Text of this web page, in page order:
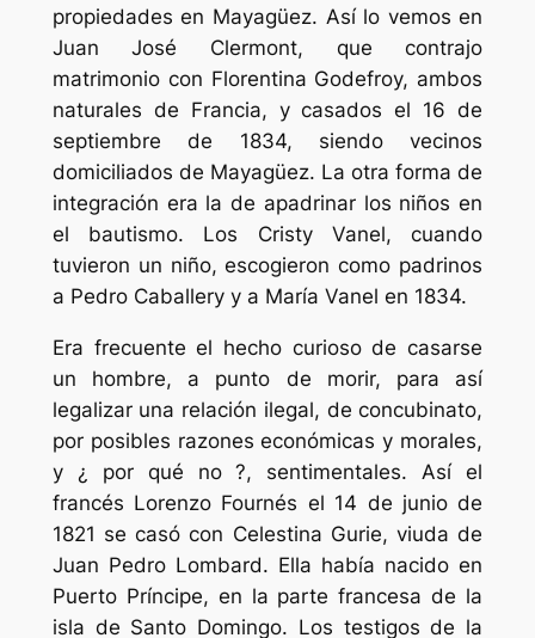
propiedades en Mayagüez. Así lo vemos en
Juan José Clermont, que contrajo
matrimonio con Florentina Godefroy, ambos
naturales de Francia, y casados el 16 de
septiembre de 1834, siendo vecinos
domiciliados de Mayagüez. La otra forma de
integración era la de apadrinar los niños en
el bautismo. Los Cristy Vanel, cuando
tuvieron un niño, escogieron como padrinos
a Pedro Caballery y a María Vanel en 1834.
Era frecuente el hecho curioso de casarse
un hombre, a punto de morir, para así
legalizar una relación ilegal, de concubinato,
por posibles razones económicas y morales,
y ¿ por qué no ?, sentimentales. Así el
francés Lorenzo Fournés el 14 de junio de
1821 se casó con Celestina Gurie, viuda de
Juan Pedro Lombard. Ella había nacido en
Puerto Príncipe, en la parte francesa de la
isla de Santo Domingo. Los testigos de la